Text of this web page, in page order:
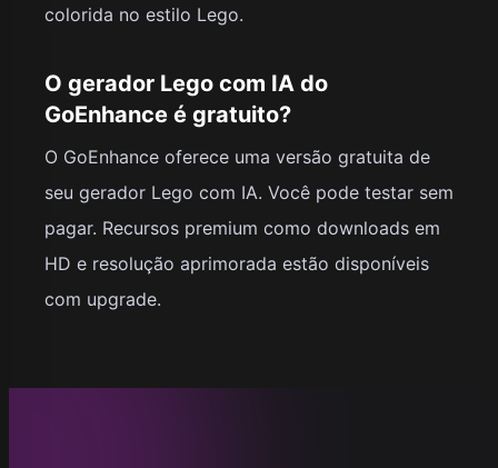
colorida no estilo Lego.
O gerador Lego com IA do
GoEnhance é gratuito?
O GoEnhance oferece uma versão gratuita de
seu gerador Lego com IA. Você pode testar sem
pagar. Recursos premium como downloads em
HD e resolução aprimorada estão disponíveis
com upgrade.